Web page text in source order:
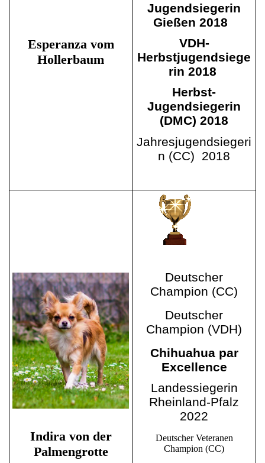
Esperanza vom
Hollerbaum
Jugendsiegerin
Gießen 2018
VDH-
Herbstjugendsiege
rin 2018
Herbst-
Jugendsiegerin
(DMC) 2018
Jahresjugendsiegeri
n (CC) 2018
Indira von der
Palmengrotte
Deutscher
Champion (CC)
Deutscher
Champion (VDH)
Chihuahua par
Excellence
Landessiegerin
Rheinland-Pfalz
2022
Deutscher Veteranen
Champion (CC)